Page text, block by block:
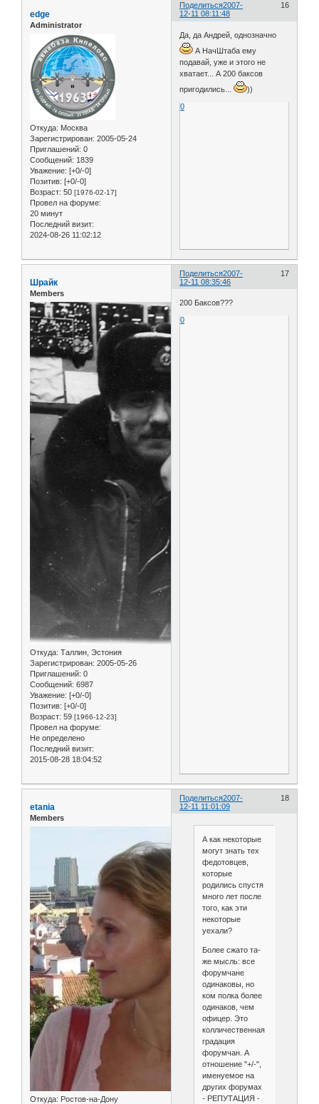
Поделиться 16
2007-
12-11 08:11:48
edge
Administrator
Откуда: Москва
Зарегистрирован: 2005-05-24
Приглашений: 0
Сообщений: 1839
Уважение: [+0/-0]
Позитив: [+0/-0]
Возраст: 50 [1976-02-17]
Провел на форуме:
20 минут
Последний визит:
2024-08-26 11:02:12
Да, да Андрей, однозначно
А НачШтаба ему
подавай, уже и этого не
хватает... А 200 баксов
пригодились...
))
0
Поделиться 17
2007-
12-11 08:35:46
Шрайк
Members
Откуда: Таллин, Эстония
Зарегистрирован: 2005-05-26
Приглашений: 0
Сообщений: 6987
Уважение: [+0/-0]
Позитив: [+0/-0]
Возраст: 59 [1966-12-23]
Провел на форуме:
Не определено
Последний визит:
2015-08-28 18:04:52
200 Баксов???
0
Поделиться 18
2007-
12-11 11:01:09
etania
Members
Откуда: Ростов-на-Дону
А как некоторые
могут знать тех
федотовцев,
которые
родились спустя
много лет после
того, как эти
некоторые
уехали?
Более сжато та-
же мысль: все
форумчане
одинаковы, но
ком полка более
одинаков, чем
офицер. Это
колличественная
градация
форумчан. А
отношение "+/-",
именуемое на
других форумах
- РЕПУТАЦИЯ -